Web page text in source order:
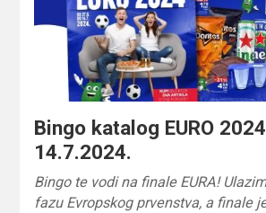
Bingo katalog EURO
14.7.2024.
Bingo te vodi na finale EURA!
fazu Evropskog prvenstva, a finale